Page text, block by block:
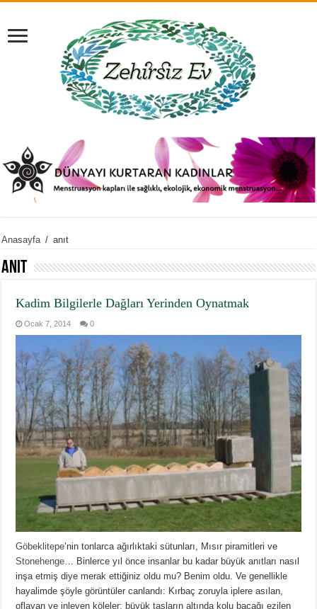
Anasayfa / anıt
anıt
Kadim Bilgilerle Dağları Yerinden Oynatmak
Ocak 7, 2014 0
Göbeklitepe’nin tonlarca ağırlıktaki sütunları, Mısır piramitleri ve
Stonehenge… Binlerce yıl önce insanlar bu kadar büyük anıtları nasıl
inşa etmiş diye merak ettiğiniz oldu mu? Benim oldu. Ve genellikle
hayalimde şöyle görüntüler canlandı: Kırbaç zoruyla iplere asılan,
oflayan ve inleyen köleler; büyük taşların altında kolu bacağı ezilen